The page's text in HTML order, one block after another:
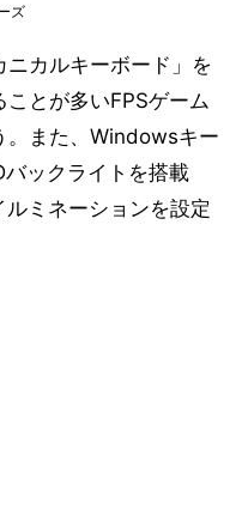
ズ
カルキーボード」を
とが多いFPSゲーム
。また、Windowsキー
ックライトを搭載
ルミネーションを設定